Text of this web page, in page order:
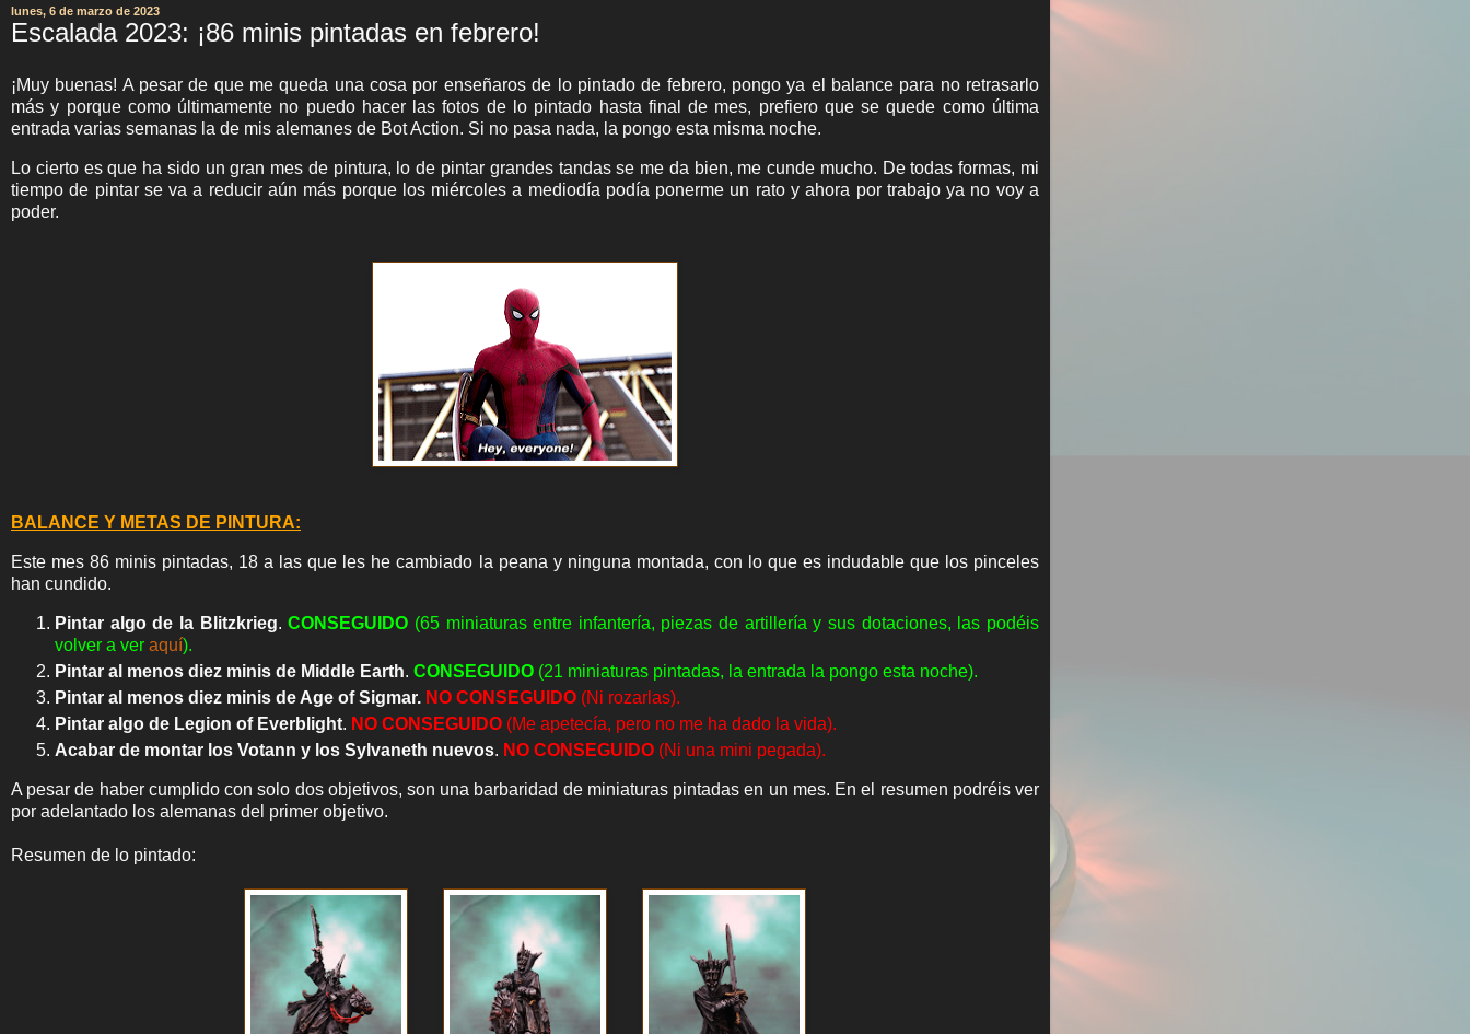
lunes, 6 de marzo de 2023
Escalada 2023: ¡86 minis pintadas en febrero!
¡Muy buenas! A pesar de que me queda una cosa por enseñaros de lo pintado de febrero, pongo ya el balance para no retrasarlo
más y porque como últimamente no puedo hacer las fotos de lo pintado hasta final de mes, prefiero que se quede como última
entrada varias semanas la de mis alemanes de Bot Action. Si no pasa nada, la pongo esta misma noche.
Lo cierto es que ha sido un gran mes de pintura, lo de pintar grandes tandas se me da bien, me cunde mucho. De todas formas, mi
tiempo de pintar se va a reducir aún más porque los miércoles a mediodía podía ponerme un rato y ahora por trabajo ya no voy a
poder.
BALANCE Y METAS DE PINTURA:
Este mes 86 minis pintadas, 18 a las que les he cambiado la peana y ninguna montada, con lo que es indudable que los pinceles
han cundido.
Pintar algo de la Blitzkrieg.CONSEGUIDO (65 miniaturas entre infantería, piezas de artillería y sus dotaciones, las podéis
volver a ver aquí).
Pintar al menos diez minis de Middle Earth. CONSEGUIDO (21 miniaturas pintadas, la entrada la pongo esta noche).
Pintar al menos diez minis de Age of Sigmar. NO CONSEGUIDO (Ni rozarlas).
Pintar algo de Legion of Everblight. NO CONSEGUIDO (Me apetecía, pero no me ha dado la vida).
Acabar de montar los Votann y los Sylvaneth nuevos. NO CONSEGUIDO (Ni una mini pegada).
A pesar de haber cumplido con solo dos objetivos, son una barbaridad de miniaturas pintadas en un mes. En el resumen podréis ver
por adelantado los alemanas del primer objetivo.
Resumen de lo pintado: